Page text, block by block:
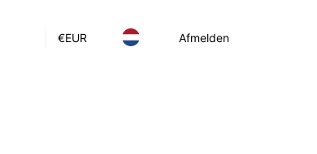
€EUR Afmelden